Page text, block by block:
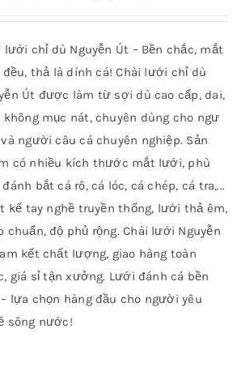
lưới chỉ dù Nguyễn Út – Bền chắc, mắt
thả là dính cá! Chài lưới chỉ dù
Út được làm từ sợi dù cao cấp, dai,
không mục nát, chuyên dùng cho ngư
người câu cá chuyên nghiệp. Sản
có nhiều kích thước mắt lưới, phù
bắt cá rô, cá lóc, cá chép, cá tra,...
kế tay nghề truyền thống, lưới thả êm,
chuẩn, độ phủ rộng. Chài lưới Nguyễn
kết chất lượng, giao hàng toàn
giá sỉ tận xưởng. Lưới đánh cá bền
lựa chọn hàng đầu cho người yêu
sông nước!